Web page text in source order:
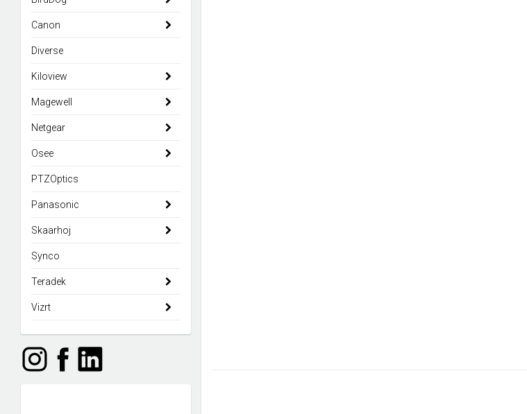
Canon
Diverse
Kiloview
Magewell
Netgear
Osee
PTZOptics
Panasonic
Skaarhoj
Synco
Teradek
Vizrt